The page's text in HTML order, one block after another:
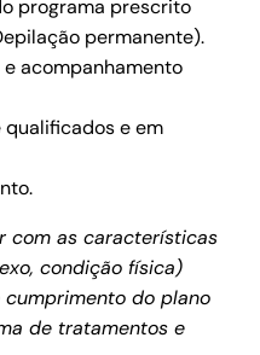
programa prescrito
permanente).
acompanhamento
qualificados e em
com as características
condição física)
do plano
de tratamentos e